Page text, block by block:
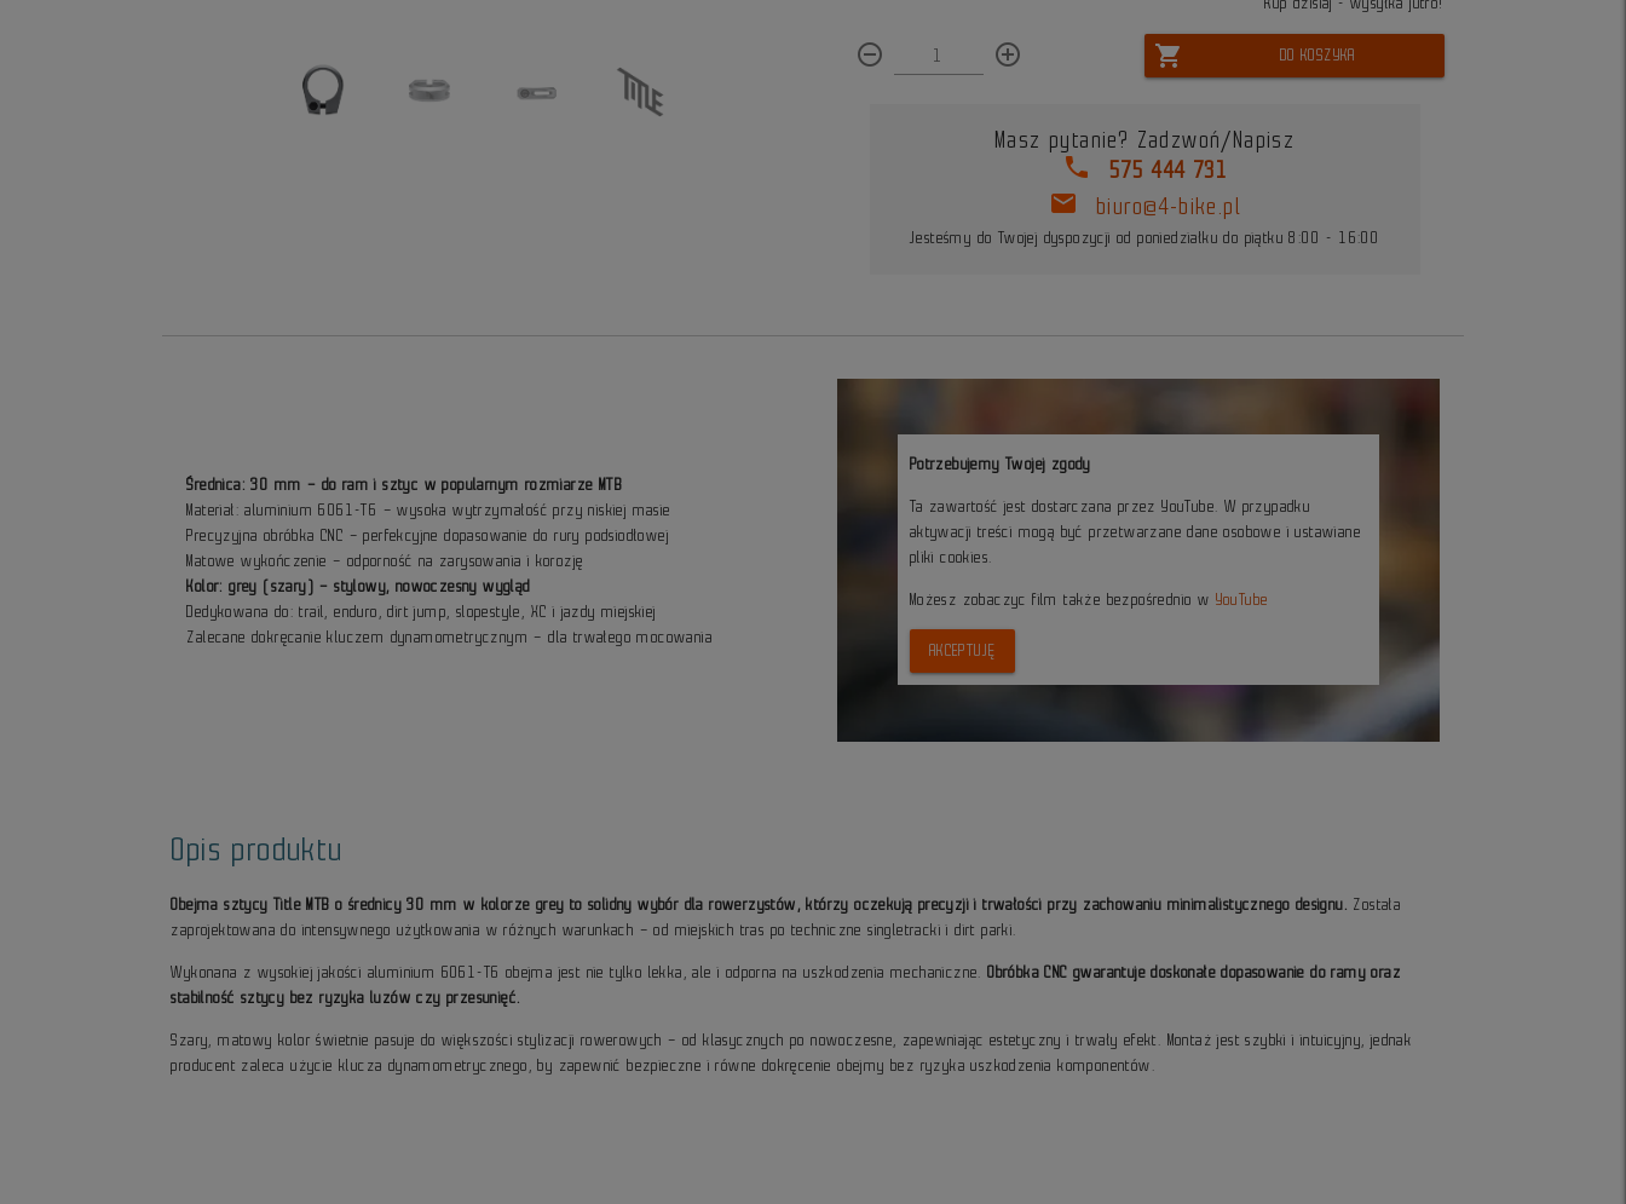
remove_circle_outline add_circle_outline shopping_cart DO KOSZYKA
Masz pytanie? Zadzwoń/Napisz
phone 575 444 731
mail biuro@4-bike.pl
Jesteśmy do Twojej dyspozycji od poniedziałku do piątku 8:00 - 16:00
Średnica: 30 mm – do ram i sztyc w popularnym rozmiarze MTB
Materiał: aluminium 6061-T6 – wysoka wytrzymałość przy niskiej masie
Precyzyjna obróbka CNC – perfekcyjne dopasowanie do rury podsiodłowej
Matowe wykończenie – odporność na zarysowania i korozję
Kolor: grey (szary) – stylowy, nowoczesny wygląd
Dedykowana do: trail, enduro, dirt jump, slopestyle, XC i jazdy miejskiej
Zalecane dokręcanie kluczem dynamometrycznym – dla trwałego mocowania
Potrzebujemy Twojej zgody
Ta zawartość jest dostarczana przez YouTube. W przypadku
aktywacji treści mogą być przetwarzane dane osobowe i ustawiane
pliki cookies.
Możesz zobaczyc film także bezpośrednio w YouTube
AKCEPTUJĘ
Opis produktu
Obejma sztycy Title MTB o średnicy 30 mm w kolorze grey to solidny wybór dla rowerzystów, którzy oczekują precyzji i trwałości przy zachowaniu minimalistycznego designu. Została
zaprojektowana do intensywnego użytkowania w różnych warunkach – od miejskich tras po techniczne singletracki i dirt parki.
Wykonana z wysokiej jakości aluminium 6061-T6 obejma jest nie tylko lekka, ale i odporna na uszkodzenia mechaniczne.Obróbka CNC gwarantuje doskonałe dopasowanie do ramy oraz
stabilność sztycy bez ryzyka luzów czy przesunięć.
Szary, matowy kolor świetnie pasuje do większości stylizacji rowerowych – od klasycznych po nowoczesne, zapewniając estetyczny i trwały efekt. Montaż jest szybki i intuicyjny, jednak
producent zaleca użycie klucza dynamometrycznego, by zapewnić bezpieczne i równe dokręcenie obejmy bez ryzyka uszkodzenia komponentów.